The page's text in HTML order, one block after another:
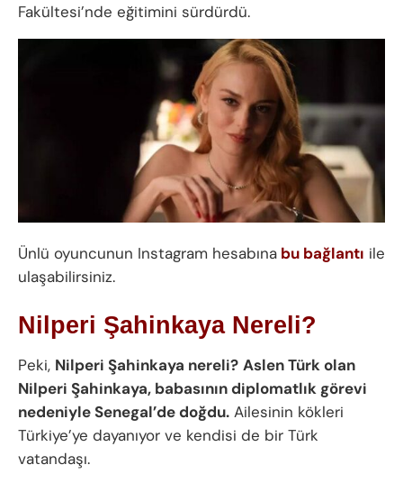
Fakültesi’nde eğitimini sürdürdü.
Ünlü oyuncunun Instagram hesabına bu bağlantı ile
ulaşabilirsiniz.
Nilperi Şahinkaya Nereli?
Peki, Nilperi Şahinkaya nereli? Aslen Türk olan
Nilperi Şahinkaya, babasının diplomatlık görevi
nedeniyle Senegal’de doğdu. Ailesinin kökleri
Türkiye’ye dayanıyor ve kendisi de bir Türk
vatandaşı.